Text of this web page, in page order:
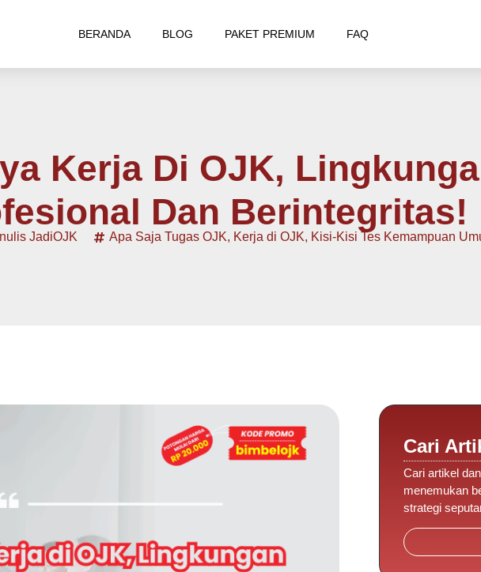
BERANDA BLOG PAKET PREMIUM FAQ
Kerja Di OJK,
Dan Berintegritas!
JadiOJK Apa Saja Tugas OJK, Kerja di OJK, Kisi-Kisi Tes Kemampuan
Cari
Cari artikel
menemukan
strategi